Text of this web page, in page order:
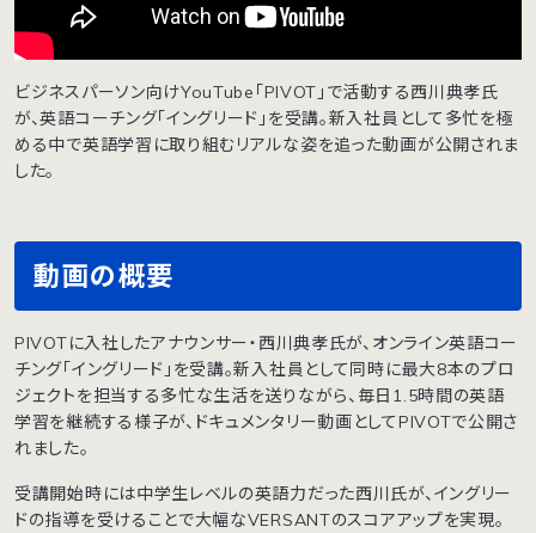
ビジネスパーソン向けYouTube「PIVOT」で活動する西川典孝氏
が、英語コーチング「イングリード」を受講。新入社員として多忙を極
める中で英語学習に取り組むリアルな姿を追った動画が公開されま
した。
動画の概要
PIVOTに入社したアナウンサー・西川典孝氏が、オンライン英語コー
チング「イングリード」を受講。新入社員として同時に最大8本のプロ
ジェクトを担当する多忙な生活を送りながら、毎日1.5時間の英語
学習を継続する様子が、ドキュメンタリー動画としてPIVOTで公開さ
れました。
受講開始時には中学生レベルの英語力だった西川氏が、イングリー
ドの指導を受けることで大幅なVERSANTのスコアアップを実現。